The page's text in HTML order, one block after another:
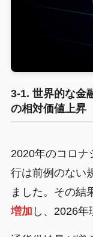
3-1. 世界的な金
の相対価値上昇
2020年のコロナ
行は前例のない
ました。その結
増加 し、2026年